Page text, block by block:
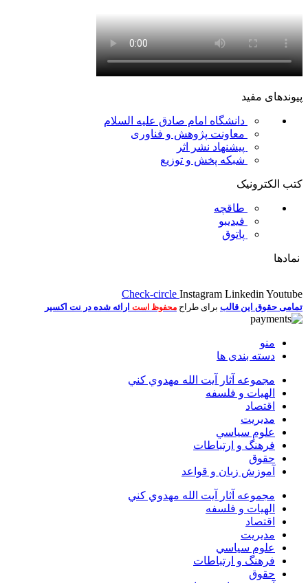
پیوندهای مفید
دانشگاه امام صادق علیه السلام
معاونت پژوهش و فناوری
پیشنهاد نشر اثر
شبکه پخش و توزیع
کتب الکترونیک
طاقچه
فیدیبو
پاتوق
نمادها
Check-circle Instagram Linkedin Youtube
تمامی حقوق این قالب برای طراح محفوظ است ارائه شده در نت اکسیر
منو
دسته بندی ها
مجموعه آثار آيت الله مهدوي كني
الهیات و فلسفه
اقتصاد
مديريت
علوم سياسي
فرهنگ و ارتباطات
حقوق
آموزش زبان و قواعد
مجموعه آثار آيت الله مهدوي كني
الهیات و فلسفه
اقتصاد
مديريت
علوم سياسي
فرهنگ و ارتباطات
حقوق